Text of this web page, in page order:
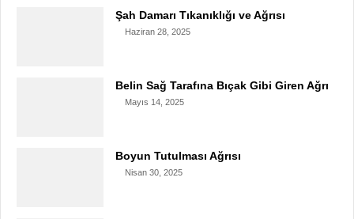
Şah Damarı Tıkanıklığı ve Ağrısı
Haziran 28, 2025
Belin Sağ Tarafına Bıçak Gibi Giren Ağrı
Mayıs 14, 2025
Boyun Tutulması Ağrısı
Nisan 30, 2025